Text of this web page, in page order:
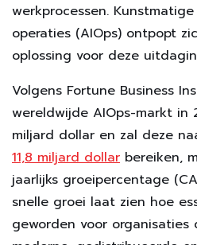
werkprocessen.
operaties (AIOps) ontpopt
oplossing voor deze
Volgens Fortune Business
wereldwijde AIOps-markt in
miljard dollar en zal deze
11,8 miljard dollar bereiken,
jaarlijks groeipercentage
snelle groei laat zien hoe
geworden voor organisaties